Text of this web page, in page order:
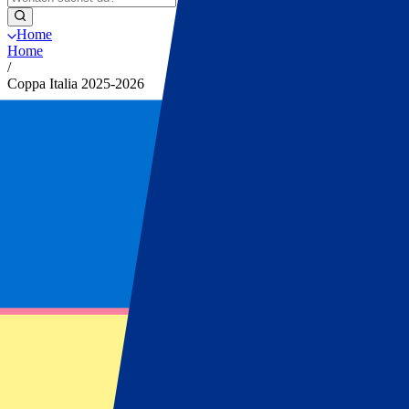
Home
Home
/
Coppa Italia 2025-2026
Coppa Italia 2025-2026
Exklusive Ticket-Updates & Vorteile direkt in Ihr
Melden Sie sich jetzt für unseren Newsletter an und verpassen Sie
Mailkontakt genehmigen
Anmelden
Ihre Angaben werden gemäß unserer